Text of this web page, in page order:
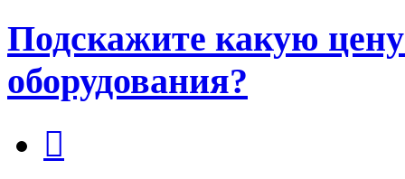
Подскажите какую
оборудования?